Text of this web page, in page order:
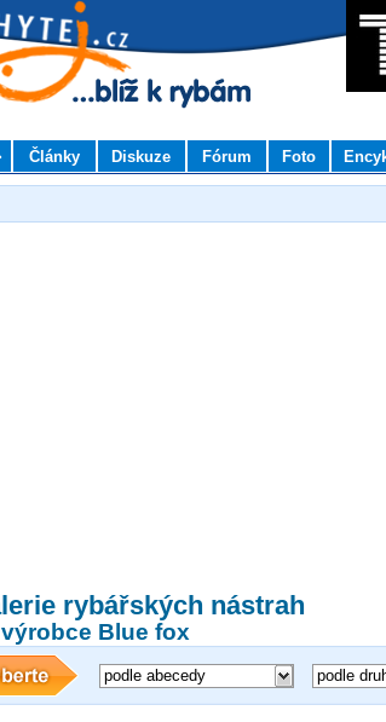
Články Diskuze Fórum Foto
rybářských nástrah
Blue fox
podle abecedy podle